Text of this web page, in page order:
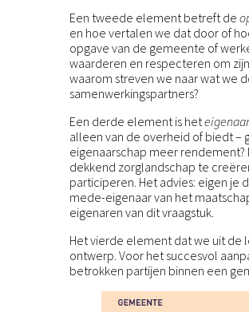
Een tweede element betreft de
en hoe vertalen we dat door of
opgave van de gemeente of
waarderen en respecteren om
waarom streven we naar wat we
samenwerkingspartners?
Een derde element is het
alleen van de overheid of biedt –
eigenaarschap meer
dekkend zorglandschap te
participeren. Het advies: eigen je
mede-eigenaar van het
eigenaren van dit vraagstuk.
Het vierde element dat we uit de
ontwerp. Voor het succesvol
betrokken partijen binnen een